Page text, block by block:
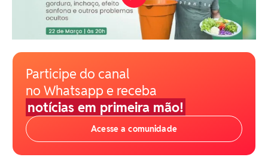
Participe do canal
no Whatsapp e receba
notícias em primeira mão!
Acesse a comunidade